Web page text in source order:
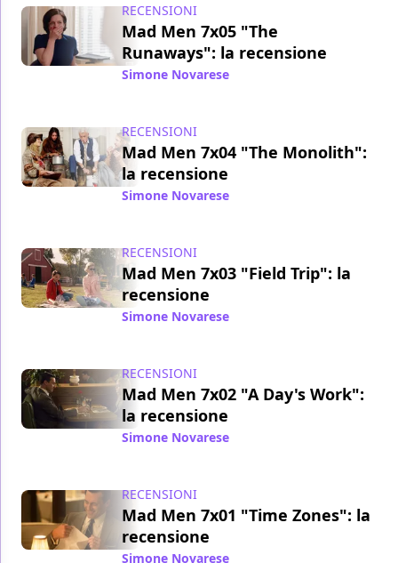
RECENSIONI
Mad Men 7x05 "The
Runaways": la recensione
Simone Novarese
RECENSIONI
Mad Men 7x04 "The Monolith":
la recensione
Simone Novarese
RECENSIONI
Mad Men 7x03 "Field Trip": la
recensione
Simone Novarese
RECENSIONI
Mad Men 7x02 "A Day's Work":
la recensione
Simone Novarese
RECENSIONI
Mad Men 7x01 "Time Zones": la
recensione
Simone Novarese